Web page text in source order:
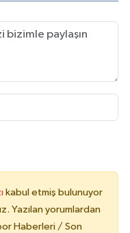
kabul etmiş bulunuyor
Yazılan yorumlardan
Haberleri / Son